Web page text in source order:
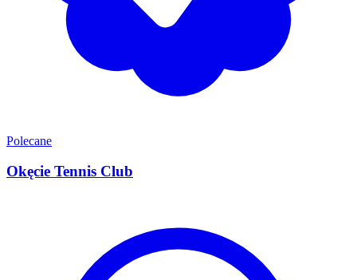
Polecane
Okęcie Tennis Club